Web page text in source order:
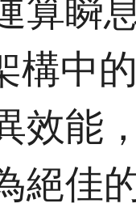
算瞬
構中
效能
絕佳